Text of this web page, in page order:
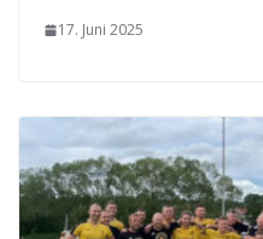
17. Juni 2025